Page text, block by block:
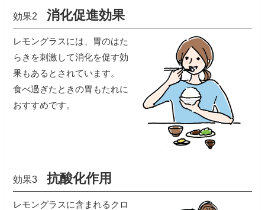
効果2消化促進効果
レモングラスには、胃のはた
らきを刺激して消化を促す効
果もあるとされています。
食べ過ぎたときの胃もたれに
おすすめです。
効果3抗酸化作用
レモングラスに含まれるクロ